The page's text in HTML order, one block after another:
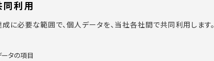
利用
成に必要な範囲で、個人データを、当社各社間で共同利用します。
タの項目